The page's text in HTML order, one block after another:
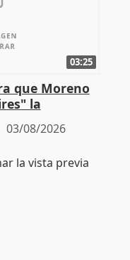
03:25
que Moreno
la
con SMA
03/08/2026